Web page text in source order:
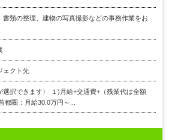
書類の整理、建物の写真撮影などの事務作業をお
ェクト先
選択できます〉 １)月給+交通費+（残業代は全額
都圏：月給30.0万円～...